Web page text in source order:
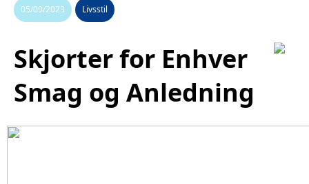
05/09/2023 Livsstil
Skjorter for Enhver
Smag og Anledning